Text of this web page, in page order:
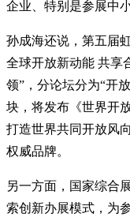
企业、特别是参展中
孙成海还说，第五届
全球开放新动能 共享
领”，分论坛分为“开
块，将发布《世界开
打造世界共同开放风
权威品牌。
另一方面，国家综合
索创新办展模式，为